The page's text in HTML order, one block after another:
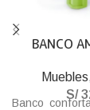
BANCO
Muebles,
S/
Banco